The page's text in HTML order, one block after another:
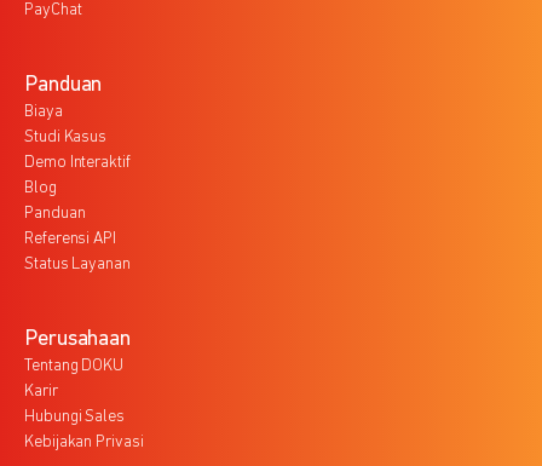
PayChat
Panduan
Biaya
Studi Kasus
Demo Interaktif
Blog
Panduan
Referensi API
Status Layanan
Perusahaan
Tentang DOKU
Karir
Hubungi Sales
Kebijakan Privasi